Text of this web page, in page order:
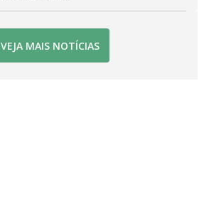
VEJA MAIS NOTÍCIAS